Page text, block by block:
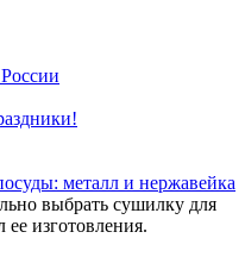
металл и нержавейка
выбрать сушилку для
изготовления.